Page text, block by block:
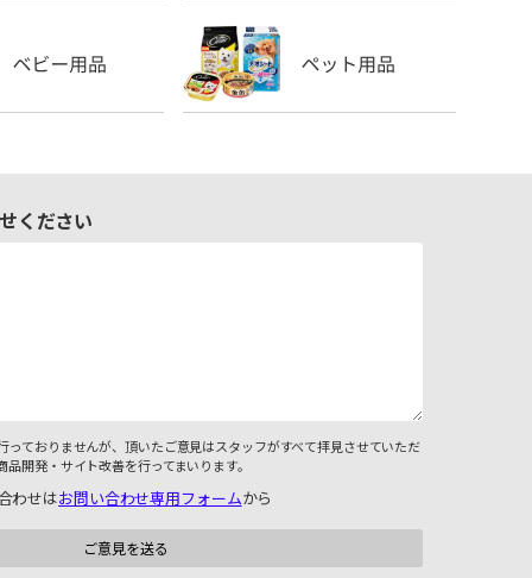
ください
っておりませんが、頂いたご意見はスタッフがすべて拝見させていただ
開発・サイト改善を行ってまいります。
わせはお問い合わせ専用フォームから